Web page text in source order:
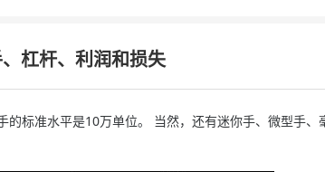
杠杆、利润和损失
标准水平是10万单位。 当然，还有迷你手、微型手、